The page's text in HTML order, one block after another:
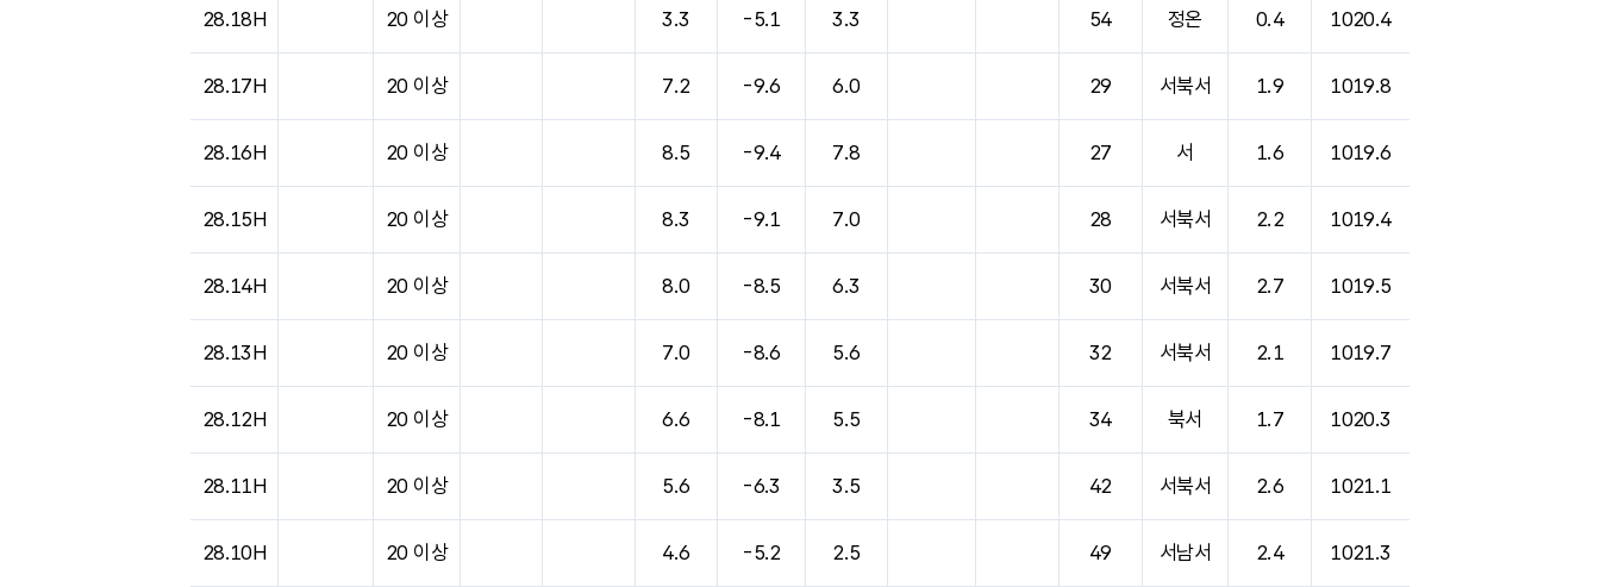
28.18H 20 이상 3.3 -5.1 3.3 54 정온 0.4 1020.4
28.17H 20 이상 7.2 -9.6 6.0 29 서북서 1.9 1019.8
28.16H 20 이상 8.5 -9.4 7.8 27 서 1.6 1019.6
28.15H 20 이상 8.3 -9.1 7.0 28 서북서 2.2 1019.4
28.14H 20 이상 8.0 -8.5 6.3 30 서북서 2.7 1019.5
28.13H 20 이상 7.0 -8.6 5.6 32 서북서 2.1 1019.7
28.12H 20 이상 6.6 -8.1 5.5 34 북서 1.7 1020.3
28.11H 20 이상 5.6 -6.3 3.5 42 서북서 2.6 1021.1
28.10H 20 이상 4.6 -5.2 2.5 49 서남서 2.4 1021.3